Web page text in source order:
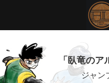
「臥竜のア
ジャン